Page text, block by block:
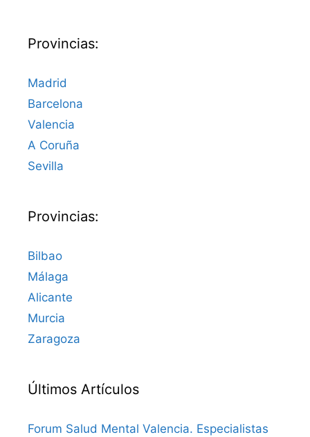
Provincias:
Madrid
Barcelona
Valencia
A Coruña
Sevilla
Provincias:
Bilbao
Málaga
Alicante
Murcia
Zaragoza
Últimos Artículos
Forum Salud Mental Valencia. Especialistas